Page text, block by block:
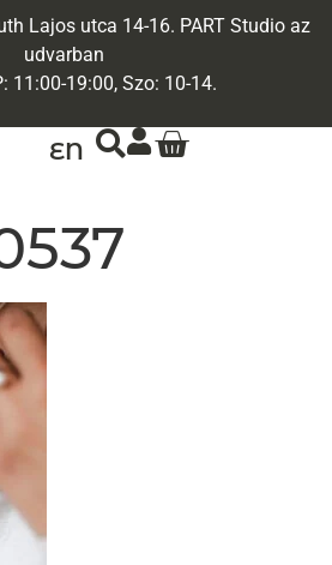
Lajos utca 14-16. PART Studio az
udvarban
11:00-19:00, Szo: 10-14.
EN